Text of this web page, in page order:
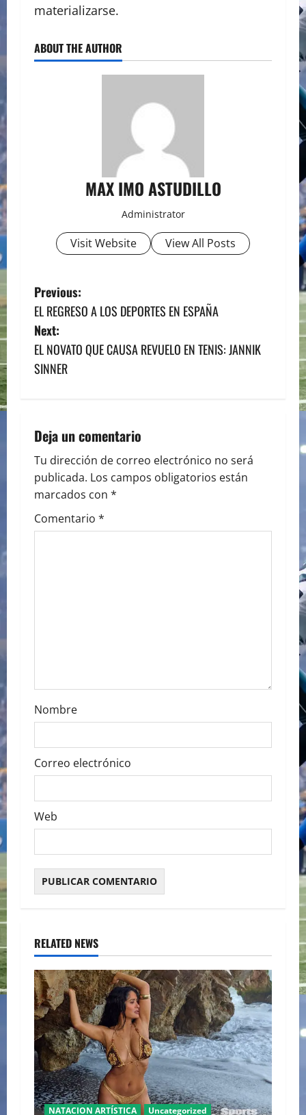
materializarse.
ABOUT THE AUTHOR
MAX IMO ASTUDILLO
Administrator
Visit Website View All Posts
P
o
s
t
a
v
i
g
Previous:
EL REGRESO A LOS DEPORTES EN ESPAÑA
Next:
EL NOVATO QUE CAUSA REVUELO EN TENIS: JANNIK
SINNER
Deja un comentario
Tu dirección de correo electrónico no será
publicada. Los campos obligatorios están
marcados con *
Comentario *
Nombre
Correo electrónico
Web
RELATED NEWS
NATACION ARTÍSTICA Uncategorized